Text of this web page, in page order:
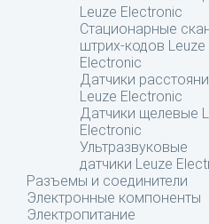
Leuze Electronic
Стационарные
штрих-кодов Leuze
Electronic
Датчики
Leuze Electronic
Датчики щелевые
Electronic
Ультразвуковые
датчики Leuze
Разъемы и соединители
Электронные компоненты
Электропитание